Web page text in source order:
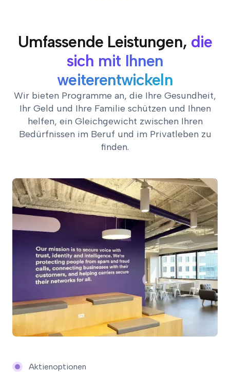
Umfassende Leistungen, die
sich mit Ihnen
weiterentwickeln
Wir bieten Programme an, die Ihre Gesundheit,
Ihr Geld und Ihre Familie schützen und Ihnen
helfen, ein Gleichgewicht zwischen Ihren
Bedürfnissen im Beruf und im Privatleben zu
finden.
Aktienoptionen